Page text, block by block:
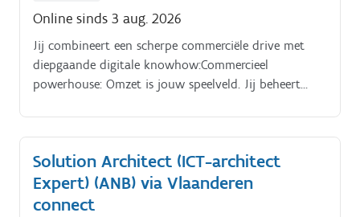
Online sinds 3 aug. 2026
Jij combineert een scherpe commerciële drive met
diepgaande digitale knowhow:Commercieel
powerhouse: Omzet is jouw speelveld. Jij beheert
Solution Architect (ICT-architect
Expert) (ANB) via Vlaanderen
connect